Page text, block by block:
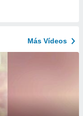
Más Vídeos